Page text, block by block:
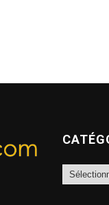
Catégories